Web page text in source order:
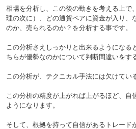
相場を分析し、この後の動きを考える上で
理の次に）、どの通貨ペアに資金が入り、
のか、売られるのか？を分析する事です。
この分析さえしっかりと出来るようになる
ちらが優勢なのかについて判断間違いをす
この分析が、テクニカル手法には欠けてい
この分析の精度が上がれば上がるほど、自
ようになります。
そして、根拠を持って自信があるトレード